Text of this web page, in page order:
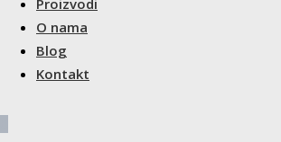
Proizvodi
O nama
Blog
Kontakt